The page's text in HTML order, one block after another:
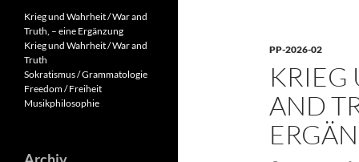
PP-2026-02
KRIEG
AND
Krieg und Wahrheit / War and
Truth, – eine Ergänzung
Krieg und Wahrheit / War and
Truth
Sokratismus / Grammatologie
Freedom / Freiheit
Musikphilosophie